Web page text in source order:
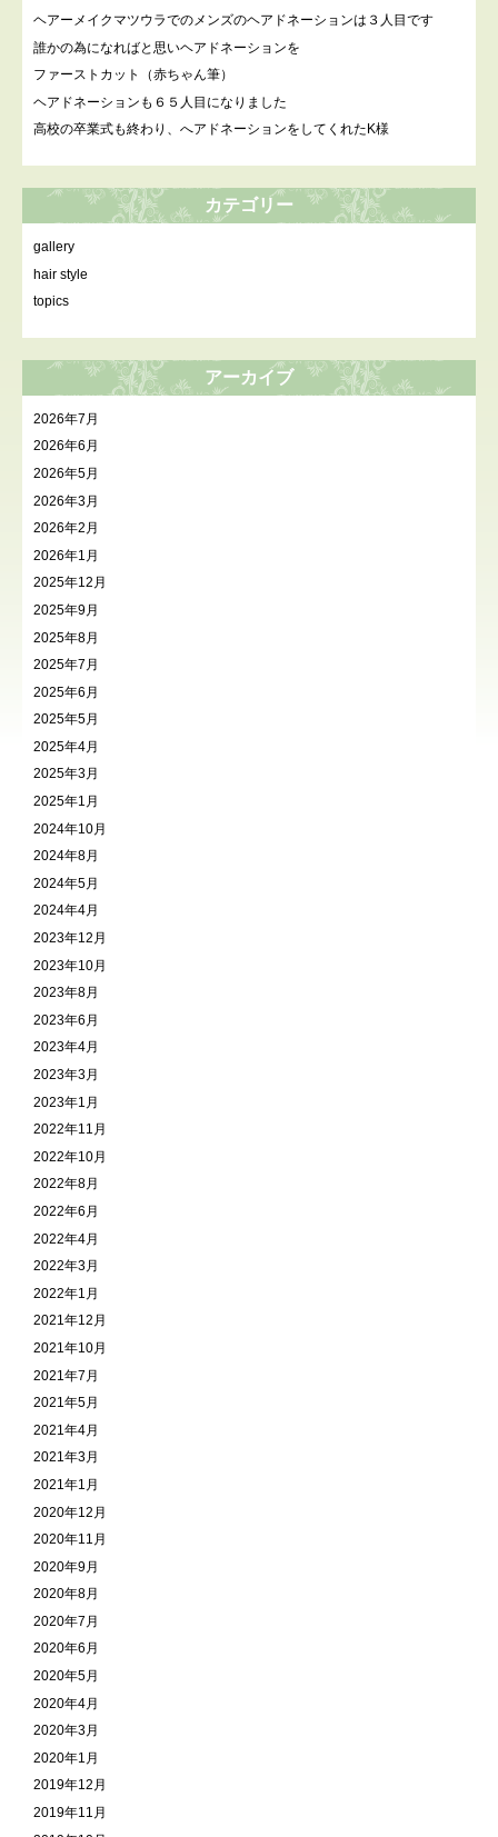
ヘアーメイクマツウラでのメンズのヘアドネーションは３人目です
誰かの為になればと思いヘアドネーションを
ファーストカット（赤ちゃん筆）
ヘアドネーションも６５人目になりました
高校の卒業式も終わり、へアドネーションをしてくれたK様
カテゴリー
gallery
hair style
topics
アーカイブ
2026年7月
2026年6月
2026年5月
2026年3月
2026年2月
2026年1月
2025年12月
2025年9月
2025年8月
2025年7月
2025年6月
2025年5月
2025年4月
2025年3月
2025年1月
2024年10月
2024年8月
2024年5月
2024年4月
2023年12月
2023年10月
2023年8月
2023年6月
2023年4月
2023年3月
2023年1月
2022年11月
2022年10月
2022年8月
2022年6月
2022年4月
2022年3月
2022年1月
2021年12月
2021年10月
2021年7月
2021年5月
2021年4月
2021年3月
2021年1月
2020年12月
2020年11月
2020年9月
2020年8月
2020年7月
2020年6月
2020年5月
2020年4月
2020年3月
2020年1月
2019年12月
2019年11月